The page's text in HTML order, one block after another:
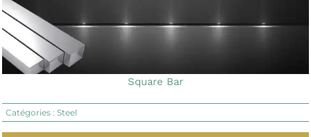
Square Bar
Catégories : Steel